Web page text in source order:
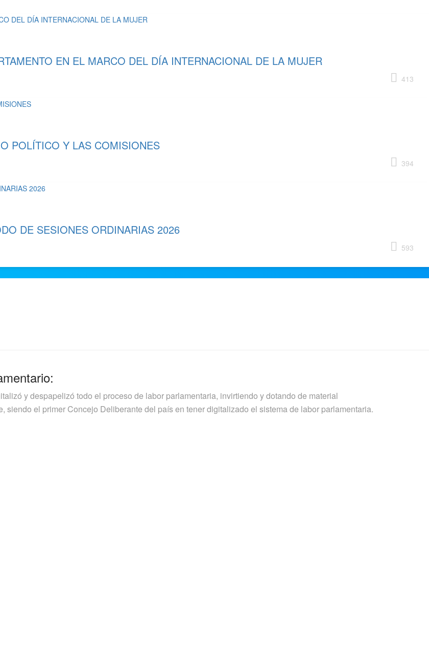
EN EL MARCO DEL DÍA INTERNACIONAL DE LA MUJER
413
POLÍTICO Y LAS COMISIONES
394
DE SESIONES ORDINARIAS 2026
593
y despapelizó todo el proceso de labor parlamentaria, invirtiendo y dotando de material
siendo el primer Concejo Deliberante del país en tener digitalizado el sistema de labor parlamentaria.